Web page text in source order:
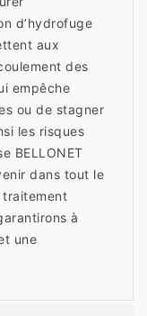
d’hydrofuge
aux
des
empêche
ou de stagner
les risques
BELLONET
dans tout le
à
une